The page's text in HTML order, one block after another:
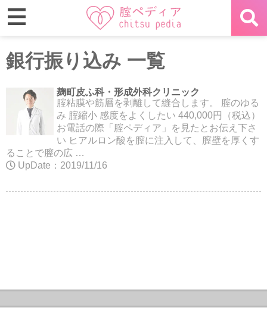
銀行振り込み 一覧
麹町皮ふ科・形成外科クリニック
腟粘膜や筋層を剥離して縫合します。 腟のゆる
み 腟縮小 感度をよくしたい 440,000円（税込）
お電話の際「腟ペディア」を見たとお伝え下さ
い ヒアルロン酸を膣に注入して、膣壁を厚くす
ることで膣の広 …
UpDate：2019/11/16